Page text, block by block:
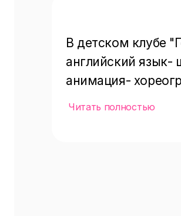
В детском клубе
английский язык-
анимация-
школе- музыка
Читать полностью